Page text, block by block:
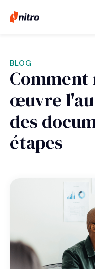
BLOG
œuvre
des
étapes